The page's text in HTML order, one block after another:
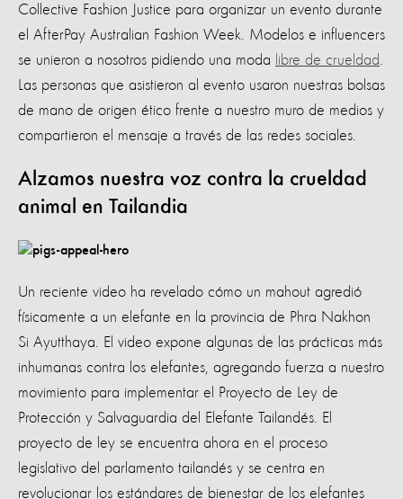
Collective Fashion Justice para organizar un evento durante
el AfterPay Australian Fashion Week. Modelos e influencers
se unieron a nosotros pidiendo una moda libre de crueldad
Las personas que asistieron al evento usaron nuestras bolsas
de mano de origen ético frente a nuestro muro de medios y
compartieron el mensaje a través de las redes sociales.
Alzamos nuestra voz contra la crueldad
animal en Tailandia
Un reciente video ha revelado cómo un mahout agredió
físicamente a un elefante en la provincia de Phra Nakhon
Si Ayutthaya. El video expone algunas de las prácticas más
inhumanas contra los elefantes, agregando fuerza a nuestro
movimiento para implementar el Proyecto de Ley de
Protección y Salvaguardia del Elefante Tailandés. El
proyecto de ley se encuentra ahora en el proceso
legislativo del parlamento tailandés y se centra en
revolucionar los estándares de bienestar de los elefantes